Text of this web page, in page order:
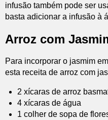
infusão também pode ser
basta adicionar a infusão à
Arroz com
Para incorporar o jasmim
esta receita de arroz com
2 xícaras de arroz
4 xícaras de água
1 colher de sopa de